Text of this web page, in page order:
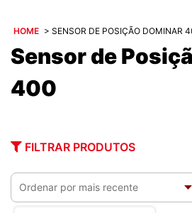
HOME > SENSOR DE POSIÇÃO DOMINAR
Sensor de
400
FILTRAR PRODUTOS